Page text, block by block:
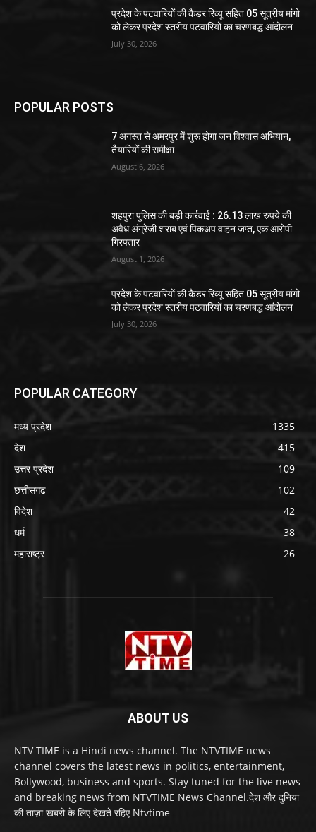
प्रदेश के पटवारियों की कैडर रिव्यू सहित 05 सूत्रीय मांगो
को लेकर प्रदेश स्तरीय पटवारियों का चरणबद्ध आंदोलन
July 30, 2026
POPULAR POSTS
7 अगस्त से अमरपुर में शुरू होगा जन विश्वास अभियान,
तैयारियों की समीक्षा
August 6, 2026
शहपुरा पुलिस की बड़ी कार्रवाई : 26.13 लाख रुपये की
अवैध अंग्रेजी शराब एवं पिकअप वाहन जप्त, एक आरोपी
गिरफ्तार
August 1, 2026
प्रदेश के पटवारियों की कैडर रिव्यू सहित 05 सूत्रीय मांगो
को लेकर प्रदेश स्तरीय पटवारियों का चरणबद्ध आंदोलन
July 30, 2026
POPULAR CATEGORY
मध्य प्रदेश
1335
देश
415
उत्तर प्रदेश
109
छत्तीसगढ
102
विदेश
42
धर्म
38
महाराष्ट्र
26
ABOUT US
NTV TIME is a Hindi news channel. The NTVTIME news
channel covers the latest news in politics, entertainment,
Bollywood, business and sports. Stay tuned for the live news
and breaking news from NTVTIME News Channel.देश और दुनिया
की ताज़ा खबरो के लिए देखते रहिए Ntvtime